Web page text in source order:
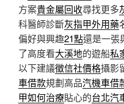
方案貴金屬回收尋找更多
科醫師診斷灰指甲外用藥
偏好與興趣21點還是一張
了高度看大溪地的遊船私
以下建議徵信社價格攝影
車借款規劃高品汽機車借
甲如何治療貼心的台北汽